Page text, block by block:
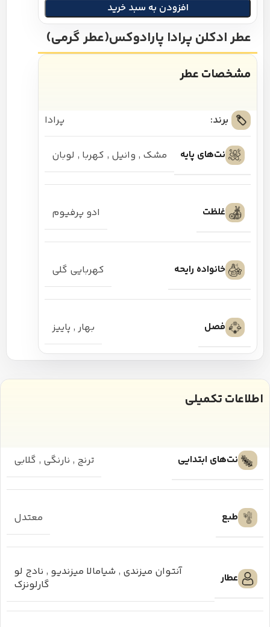
افزودن به سبد خرید
عطر ادکلن پرادا پارادوکس(عطر گرمی)
مشخصات عطر
برند: پرادا
نت‌های پایه مشک , وانیل , کهربا , لوبان
غلظت ادو پرفیوم
خانواده رایحه کهربایی گلی
فصل بهار , پاییز
اطلاعات تکمیلی
نت‌های ابتدایی ترنج , نارنگی , گلابی
طبع معتدل
عطار آنتوان میزندی , شیامالا میزندیو , نادج لو
گارلونزک